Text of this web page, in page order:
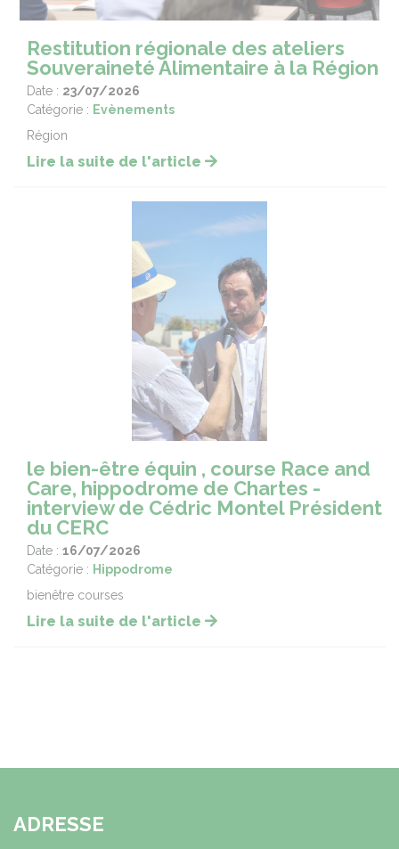
Restitution régionale des ateliers
Souveraineté Alimentaire à la Région
Date : 23/07/2026
Catégorie : Evènements
Région
Lire la suite de l'article
le bien-être équin , course Race and
Care, hippodrome de Chartes -
interview de Cédric Montel Président
du CERC
Date : 16/07/2026
Catégorie : Hippodrome
bienêtre courses
Lire la suite de l'article
ADRESSE